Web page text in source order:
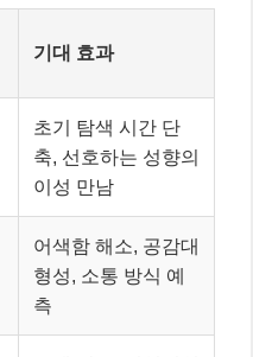
기대 효과
초기 탐색 시간 단
축, 선호하는 성향의
이성 만남
어색함 해소, 공감대
형성, 소통 방식 예
측